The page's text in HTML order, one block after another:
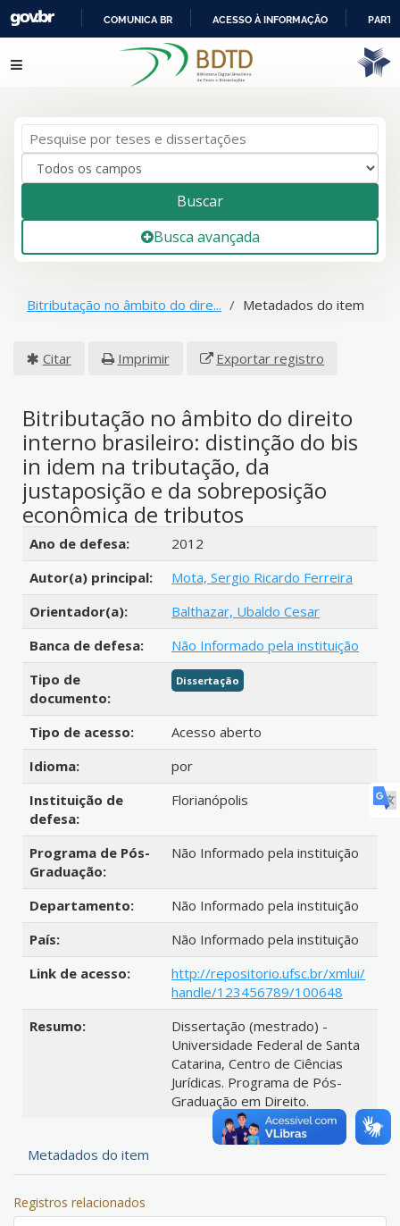
IR
PARA
COMUNICA BR ACESSO À INFORMAÇÃO
Pular para o conteúdo
Buscar
Busca avançada
Bitributação no âmbito do dire... Metadados do item
Citar Imprimir Exportar registro
Bitributação no âmbito do direito
interno brasileiro: distinção do bis
in idem na tributação, da
justaposição e da sobreposição
econômica de tributos
Detalhes bibliográficos
Ano de defesa:
2012
Autor(a) principal:
Mota, Sergio Ricardo Ferreira
Orientador(a):
Balthazar, Ubaldo Cesar
Banca de defesa:
Não Informado pela instituição
Tipo de
documento:
Dissertação
Tipo de acesso:
Acesso aberto
Idioma:
por
Instituição de
defesa:
Florianópolis
Programa de Pós-
Graduação:
Não Informado pela instituição
Departamento:
Não Informado pela instituição
País:
Não Informado pela instituição
Link de acesso:
http://repositorio.ufsc.br/xmlui/
handle/123456789/100648
Resumo:
Dissertação (mestrado) -
Universidade Federal de Santa
Catarina, Centro de Ciências
Jurídicas. Programa de Pós-
Graduação em Direito.
Metadados do item
Registros relacionados